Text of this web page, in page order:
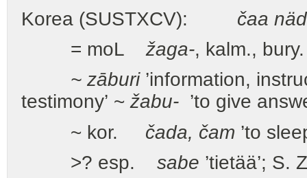
Korea (SUSTXCV): čaa
= moLžaga-, kalm.,
~ zāburi’information,
testimony’ ~žabu- ’to give
~ kor. čada, čam ’to
>? esp. sabe ’tietää’; S.